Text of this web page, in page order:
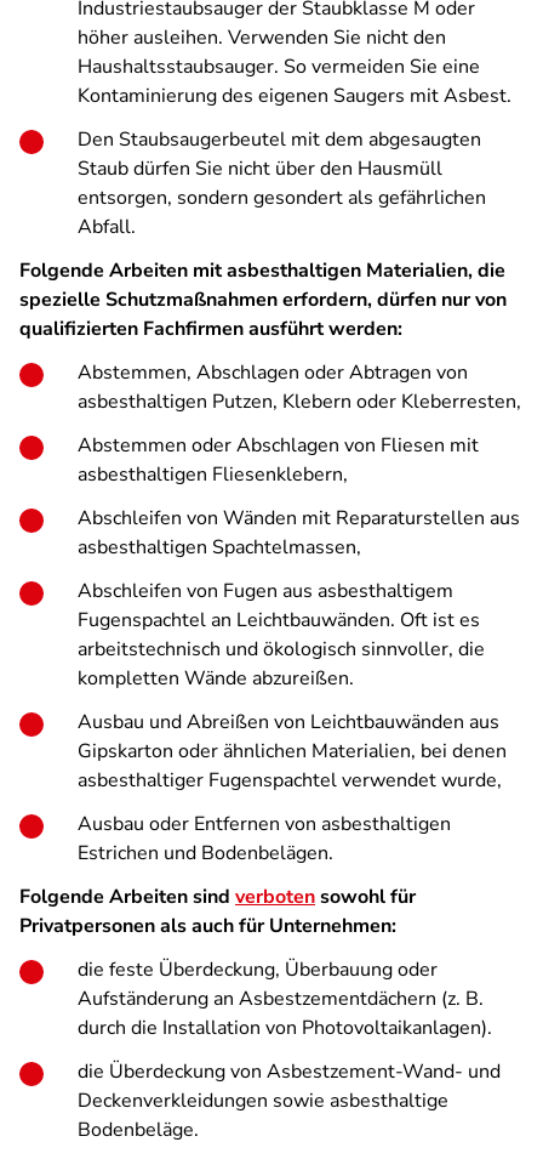
Industriestaubsauger der Staubklasse M oder
höher ausleihen. Verwenden Sie nicht den
Haushaltsstaubsauger. So vermeiden Sie eine
Kontaminierung des eigenen Saugers mit Asbest.
Den Staubsaugerbeutel mit dem abgesaugten
Staub dürfen Sie nicht über den Hausmüll
entsorgen, sondern gesondert als gefährlichen
Abfall.
Folgende Arbeiten mit asbesthaltigen Materialien, die
spezielle Schutzmaßnahmen erfordern, dürfen nur von
qualifizierten Fachfirmen ausführt werden:
Abstemmen, Abschlagen oder Abtragen von
asbesthaltigen Putzen, Klebern oder Kleberresten,
Abstemmen oder Abschlagen von Fliesen mit
asbesthaltigen Fliesenklebern,
Abschleifen von Wänden mit Reparaturstellen aus
asbesthaltigen Spachtelmassen,
Abschleifen von Fugen aus asbesthaltigem
Fugenspachtel an Leichtbauwänden. Oft ist es
arbeitstechnisch und ökologisch sinnvoller, die
kompletten Wände abzureißen.
Ausbau und Abreißen von Leichtbauwänden aus
Gipskarton oder ähnlichen Materialien, bei denen
asbesthaltiger Fugenspachtel verwendet wurde,
Ausbau oder Entfernen von asbesthaltigen
Estrichen und Bodenbelägen.
Folgende Arbeiten sind verbotensowohl für
Privatpersonen als auch für Unternehmen:
die feste Überdeckung, Überbauung oder
Aufständerung an Asbestzementdächern (z. B.
durch die Installation von Photovoltaikanlagen).
die Überdeckung von Asbestzement-Wand- und
Deckenverkleidungen sowie asbesthaltige
Bodenbeläge.